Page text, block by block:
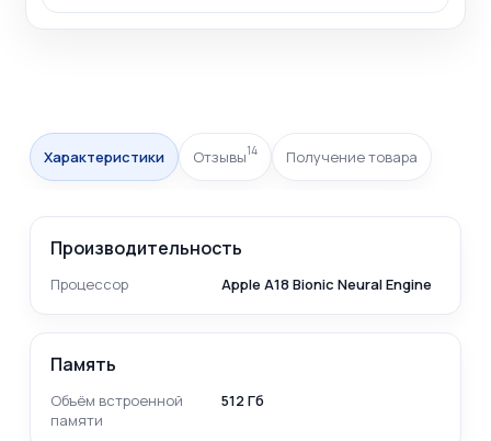
Характеристики Отзывы14 Получение товара
Производительность
Процессор Apple A18 Bionic Neural Engine
Память
Объём встроенной
памяти
512 Гб